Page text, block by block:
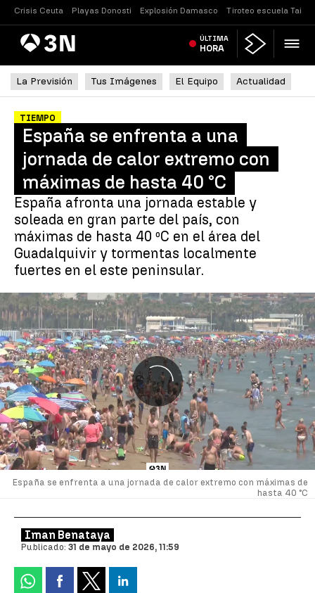
Crisis Ceuta Playas Donosti Explosión Damasco Tiroteo escuela
AntenaNoticias ÚLTIMA
HORA
La Previsión Tus Imágenes El Equipo Actualidad
TIEMPO
España se enfrenta a una
jornada de calor extremo con
máximas de hasta 40 °C
España afronta una jornada estable y
soleada en gran parte del país, con
máximas de hasta 40 ºC en el área del
Guadalquivir y tormentas localmente
fuertes en el este peninsular.
España se enfrenta a una jornada de calor extremo con máximas de
hasta 40 °C
Iman Benataya
Publicado: 31 de mayo de 2026, 11:59